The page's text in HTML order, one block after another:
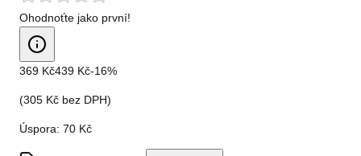
Ohodnoťte jako první!
369 Kč439 Kč-16%
(305 Kč bez DPH)
Úspora: 70 Kč